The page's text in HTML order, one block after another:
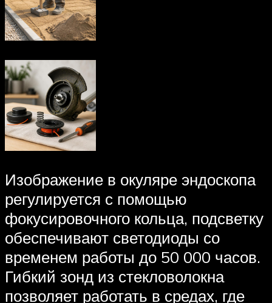
Изображение в окуляре эндоскопа
регулируется с помощью
фокусировочного кольца, подсветку
обеспечивают светодиоды со
временем работы до 50 000 часов.
Гибкий зонд из стекловолокна
позволяет работать в средах, где